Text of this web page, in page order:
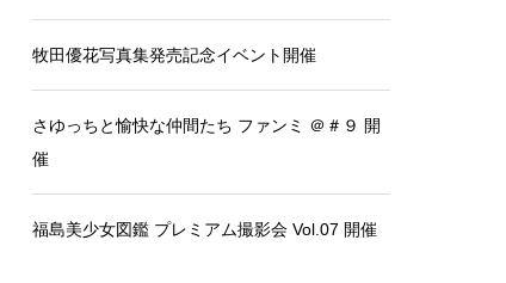
牧田優花写真集発売記念イベント開催
さゆっちと愉快な仲間たち ファンミ ＠＃９ 開
催
福島美少女図鑑 プレミアム撮影会 Vol.07 開催